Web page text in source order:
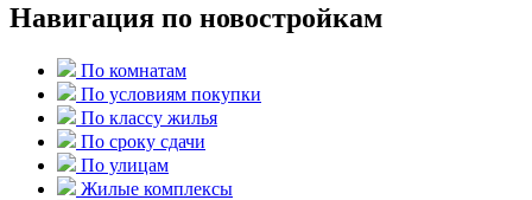
Навигация по новостройкам
По комнатам
По условиям покупки
По классу жилья
По сроку сдачи
По улицам
Жилые комплексы